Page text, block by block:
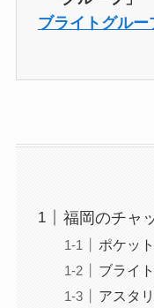
ブライトグルー
福岡のチャ
ポケッ
ブライ
アスタ